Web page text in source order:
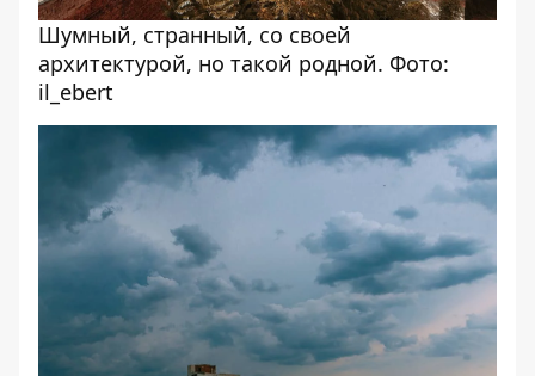
Шумный, странный, со своей
архитектурой, но такой родной. Фото:
il_ebert